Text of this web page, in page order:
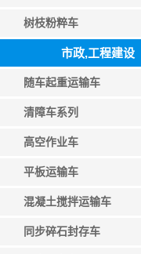
树枝粉粹车
市政,工程建设
随车起重运输车
清障车系列
高空作业车
平板运输车
混凝土搅拌运输车
同步碎石封存车